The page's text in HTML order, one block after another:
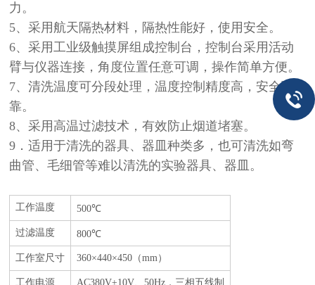
力。
5、采用航天隔热材料，隔热性能好，使用安全。
6、采用工业级触摸屏组成控制台，控制台采用活动
臂与仪器连接，角度位置任意可调，操作简单方便。
7、清洗温度可分段处理，温度控制精度高，安全可
靠。
8、采用高温过滤技术，有效防止烟道堵塞。
9．适用于清洗的器具、器皿种类多，也可清洗如弯
曲管、毛细管等难以清洗的实验器具、器皿。
工作温度 500℃
过滤温度 800℃
工作室尺寸 360×440×450（mm）
工作电源 AC380V±10V、50Hz，三相五线制